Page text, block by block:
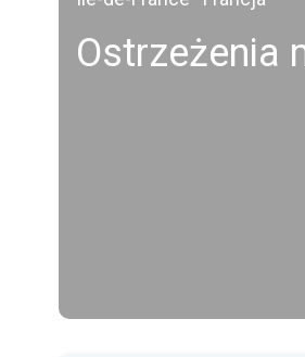
Ostrzeżenia